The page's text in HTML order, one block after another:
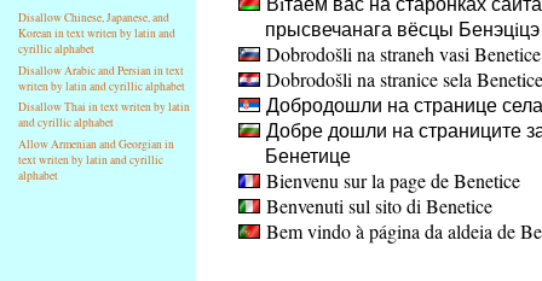
Disallow Chinese, Japanese, and
Korean in text writen by latin and
cyrillic alphabet
Disallow Arabic and Persian in text
writen by latin and cyrillic alphabet
Disallow Thai in text writen by latin
and cyrillic alphabet
Allow Armenian and Georgian in
text writen by latin and cyrillic
alphabet
прысвечанага вёсцы Бенэцiцэ
Dobrodošli na straneh vasi Benetice
Dobrodošli na stranice sela Benetice
Добродошли на странице
Добре дошли на страниците
Бенетице
Bienvenu sur la page de Benetice
Benvenuti sul sito di Benetice
Bem vindo à página da aldeia de